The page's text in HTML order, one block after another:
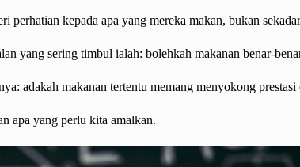
perhatian kepada apa yang mereka makan, bukan
yang sering timbul ialah: bolehkah makanan benar-
adakah makanan tertentu memang menyokong
apa yang perlu kita amalkan.